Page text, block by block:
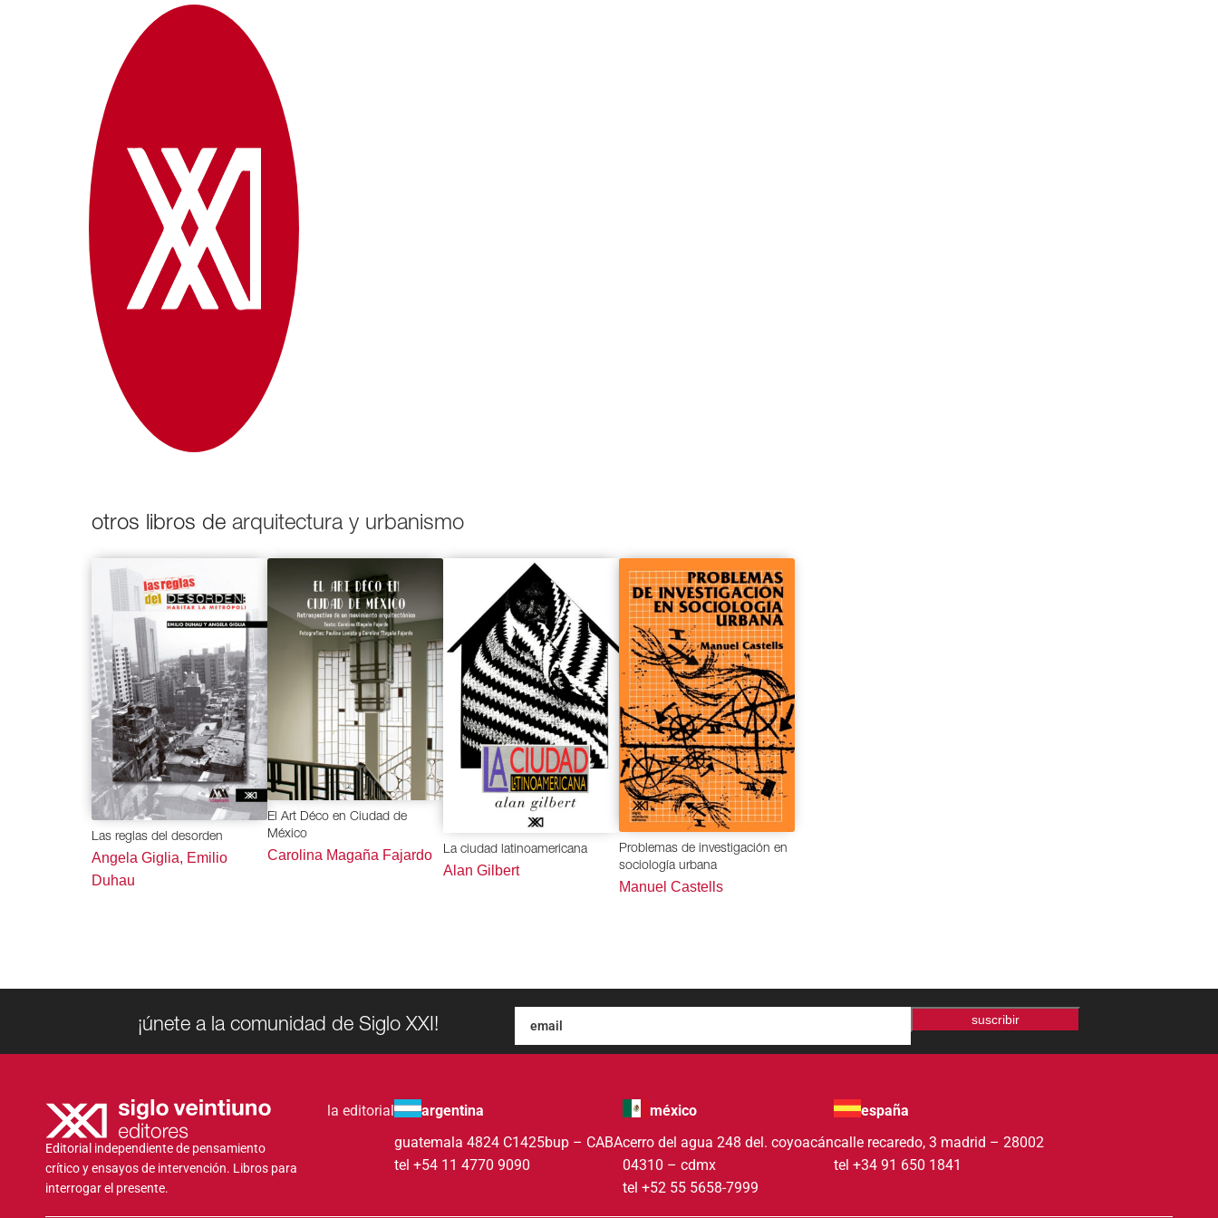
otros libros dearquitectura y urbanismo
Las reglas del desorden
Angela Giglia, Emilio
Duhau
El Art Déco en Ciudad de
México
Carolina Magaña Fajardo La ciudad latinoamericana
Alan Gilbert
Problemas de investigación en
sociología urbana
Manuel Castells
¡únete a la comunidad de Siglo XXI! suscribir
Editorial independiente de pensamiento
crítico y ensayos de intervención. Libros para
interrogar el presente.
la editorial
argentina
guatemala 4824 C1425bup – CABA
tel +54 11 4770 9090
méxico
cerro del agua 248 del. coyoacán
04310 – cdmx
tel +52 55 5658-7999
españa
calle recaredo, 3 madrid – 28002
tel +34 91 650 1841